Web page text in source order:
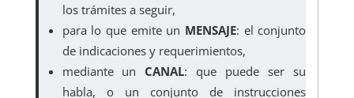
los trámites a seguir,
para lo que emite un MENSAJE: el conjunto
de indicaciones y requerimientos,
mediante un CANAL: que puede ser su
habla, o un conjunto de instrucciones